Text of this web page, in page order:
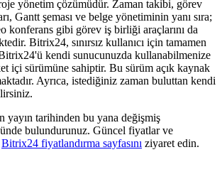
yönetim çözümüdür. Zaman takibi, görev
Gantt şeması ve belge yönetiminin yanı sıra;
konferans gibi görev iş birliği araçlarını da
Bitrix24, sınırsız kullanıcı için tamamen
kendi sunucunuzda kullanabilmenize
içi sürümüne sahiptir. Bu sürüm açık kaynak
Ayrıca, istediğiniz zaman buluttan kendi
tarihinden bu yana değişmiş
bulundurunuz. Güncel fiyatlar ve
Bitrix24 fiyatlandırma sayfasını ziyaret edin.